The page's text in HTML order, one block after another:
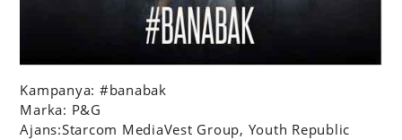
Kampanya: #banabak
Marka: P&G
Ajans:Starcom MediaVest Group, Youth Republic